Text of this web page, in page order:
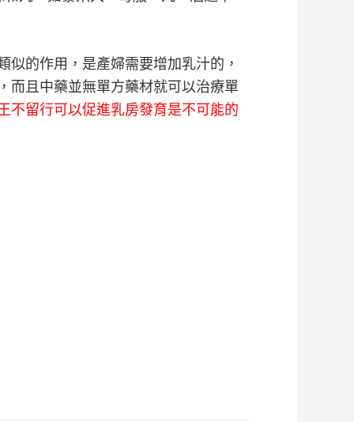
似的作用，是產婦需要增加乳汁的，
而且中藥並無單方藥材就可以治療單
不留行可以促進乳房發育是不可能的